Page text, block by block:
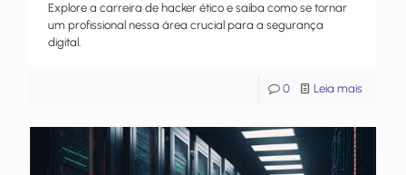
Explore a carreira de hacker ético e saiba como se tornar
um profissional nessa área crucial para a segurança
digital.
0 Leia mais